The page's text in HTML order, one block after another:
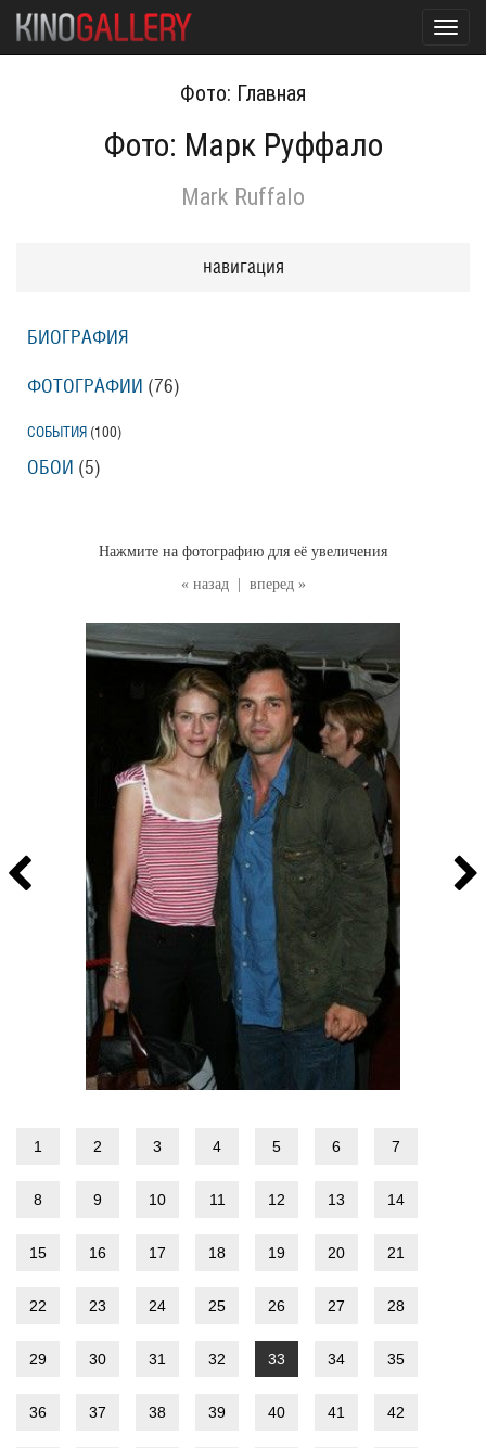
Фото: Главная
Фото: Марк Руффало
Mark Ruffalo
« назад вперед »
Нажмите на фотографию для её увеличения
1 2 3 4 5 6 7
8 9 10 11 12 13 14
15 16 17 18 19 20 21
22 23 24 25 26 27 28
29 30 31 32 33 34 35
36 37 38 39 40 41 42
навигация
БИОГРАФИЯ
ФОТОГРАФИИ (76)
СОБЫТИЯ (100)
ОБОИ (5)